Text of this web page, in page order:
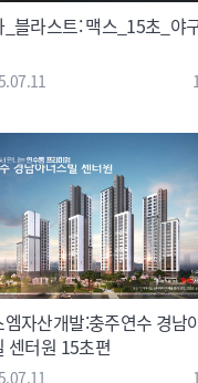
_블라스트: 맥스_15초_야
엠자산개발:충주연수 경남
센터원 15초편